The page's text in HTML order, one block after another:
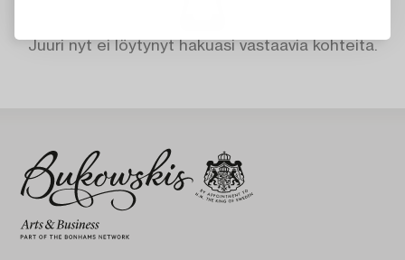
Juuri nyt ei löytynyt hakuasi vastaavia kohteita.